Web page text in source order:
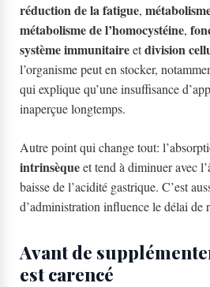
réduction de la fatigue,
métabolisme de l’homocystéine,
système immunitaireetdivision
l’organisme peut en stocker,
qui explique qu’une insuffisance
inaperçue longtemps.
Autre point qui change tout:
intrinsèqueet tend à diminuer avec
baisse de l’acidité gastrique. C’est
d’administration influence le délai de
Avant de
est carencé